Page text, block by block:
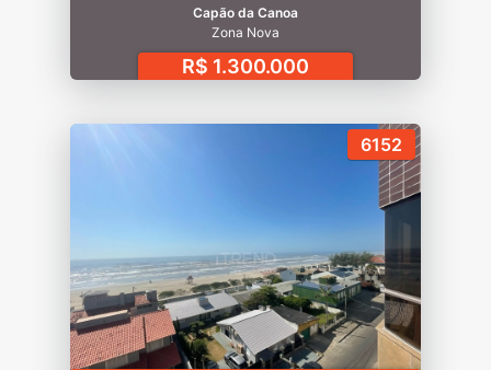
Capão da Canoa
Zona Nova
R$ 1.300.000
6152